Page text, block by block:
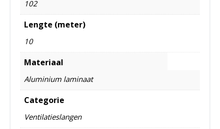
102
Lengte (meter)
10
Materiaal
Aluminium laminaat
Categorie
Ventilatieslangen